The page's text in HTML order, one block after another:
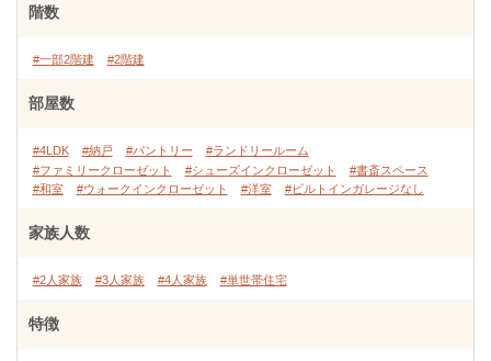
階数
#一部2階建 #2階建
部屋数
#4LDK #納戸 #パントリー
#ランドリールーム
#ファミリークローゼット
#シューズインクローゼット
#書斎スペース
#和室
#ウォークインクローゼット #洋室 #ビルトインガレージなし
家族人数
#2人家族 #3人家族 #4人家族 #単世帯住宅
特徴